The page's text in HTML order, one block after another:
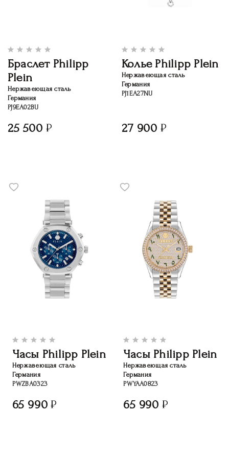
Браслет Philipp
Plein
Нержавеющая сталь
Германия
PJ9EA02BU
25 500
Колье Philipp Plein
Нержавеющая сталь
Германия
PJ1EA27NU
27 900
Часы Philipp Plein
Нержавеющая сталь
Германия
PWZBA0323
65 990
Часы Philipp Plein
Нержавеющая сталь
Германия
PWYAA0823
65 990